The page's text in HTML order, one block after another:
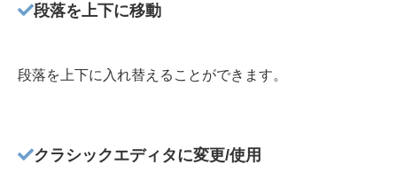
段落を上下に移動
段落を上下に入れ替えることができます。
クラシックエディタに変更/使用